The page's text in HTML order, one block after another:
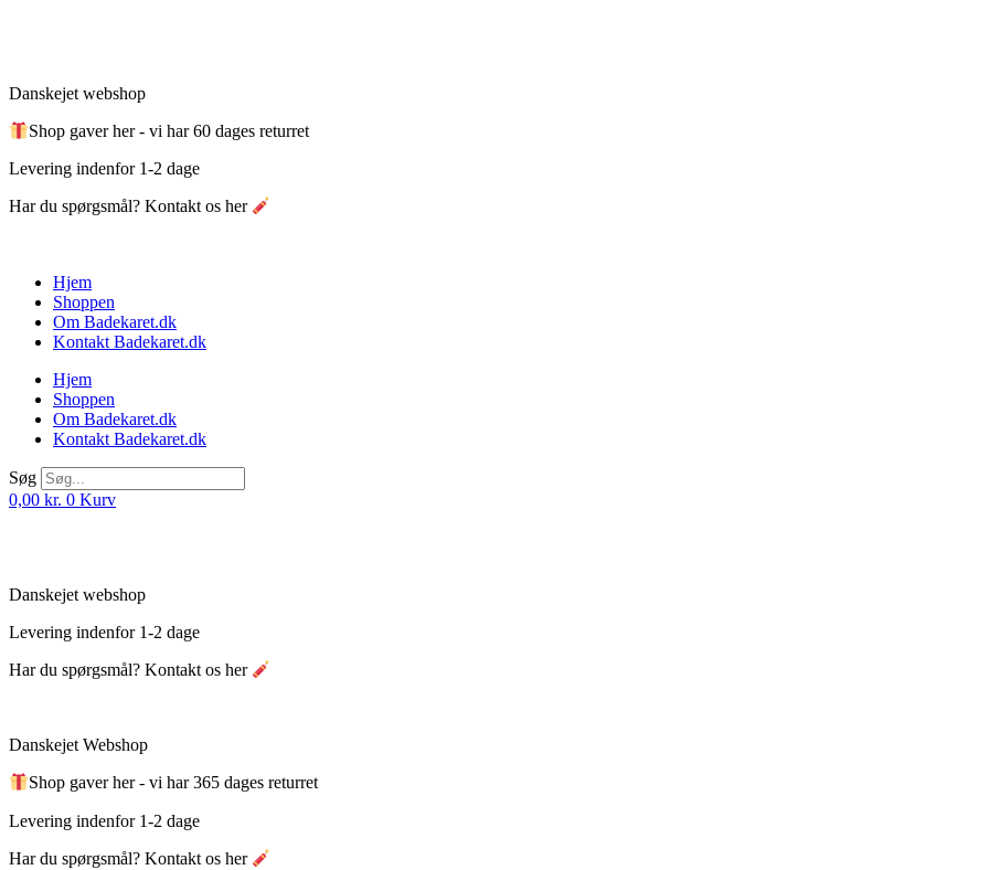
Danskejet webshop
Shop gaver her - vi har 60 dages returret
Levering indenfor 1-2 dage
Har du spørgsmål? Kontakt os her
Hjem
Shoppen
Om Badekaret.dk
Kontakt Badekaret.dk
Hjem
Shoppen
Om Badekaret.dk
Kontakt Badekaret.dk
Søg
0,00 kr. 0 Kurv
Danskejet webshop
Levering indenfor 1-2 dage
Har du spørgsmål? Kontakt os her
Danskejet Webshop
Shop gaver her - vi har 365 dages returret
Levering indenfor 1-2 dage
Har du spørgsmål? Kontakt os her